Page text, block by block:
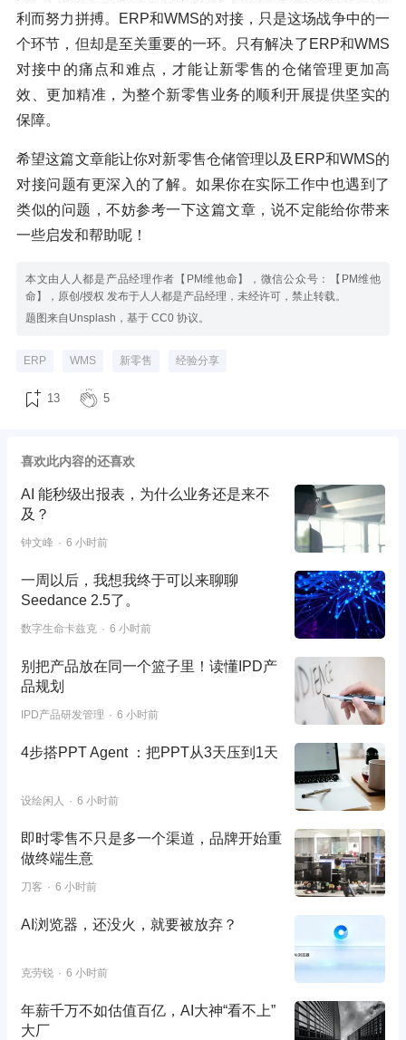
利而努力拼搏。ERP和WMS的对接，只是这场战争中的一
个环节，但却是至关重要的一环。只有解决了ERP和WMS
对接中的痛点和难点，才能让新零售的仓储管理更加高
效、更加精准，为整个新零售业务的顺利开展提供坚实的
保障。
希望这篇文章能让你对新零售仓储管理以及ERP和WMS的
对接问题有更深入的了解。如果你在实际工作中也遇到了
类似的问题，不妨参考一下这篇文章，说不定能给你带来
一些启发和帮助呢！
本文由人人都是产品经理作者【PM维他命】，微信公众号：【PM维他
命】，原创/授权 发布于人人都是产品经理，未经许可，禁止转载。
题图来自Unsplash，基于 CC0 协议。
ERP WMS 新零售 经验分享
13 5
喜欢此内容的还喜欢
AI 能秒级出报表，为什么业务还是来不
及？
钟文峰 6 小时前
一周以后，我想我终于可以来聊聊
Seedance 2.5了。
数字生命卡兹克 6 小时前
别把产品放在同一个篮子里！读懂IPD产
品规划
IPD产品研发管理 6 小时前
4步搭PPT Agent ：把PPT从3天压到1天
设绘闲人 6 小时前
即时零售不只是多一个渠道，品牌开始重
做终端生意
刀客 6 小时前
AI浏览器，还没火，就要被放弃？
克劳锐 6 小时前
年薪千万不如估值百亿，AI大神“看不上”
大厂